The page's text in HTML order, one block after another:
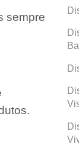
sempre